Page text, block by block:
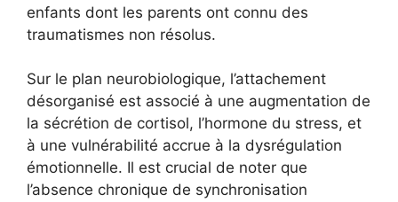
enfants dont les parents ont connu des
traumatismes non résolus.
Sur le plan neurobiologique, l’attachement
désorganisé est associé à une augmentation de
la sécrétion de cortisol, l’hormone du stress, et
à une vulnérabilité accrue à la dysrégulation
émotionnelle. Il est crucial de noter que
l’absence chronique de synchronisation